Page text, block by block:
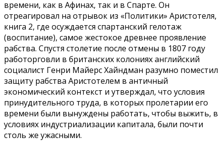
времени, как в Афинах, так и в Спарте. Он
отреагировал на отрывок из «Политики» Аристотеля,
книга 2, где осуждается спартанский гелотаж
(воспитание), самое жестокое древнее проявление
рабства. Спустя столетие после отмены в 1807 году
работорговли в британских колониях английский
социалист Генри Майерс Хайндман разумно поместил
защиту рабства Аристотелем в античный
экономический контекст и утверждал, что условия
принудительного труда, в которых пролетарии его
времени были вынуждены работать, чтобы выжить, в
условиях индустриализации капитала, были почти
столь же ужасными.